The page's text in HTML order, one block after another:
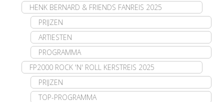
HENK BERNARD & FRIENDS FANREIS 2025
PRIJZEN
ARTIESTEN
PROGRAMMA
FP2000 ROCK 'N' ROLL KERSTREIS 2025
PRIJZEN
TOP-PROGRAMMA